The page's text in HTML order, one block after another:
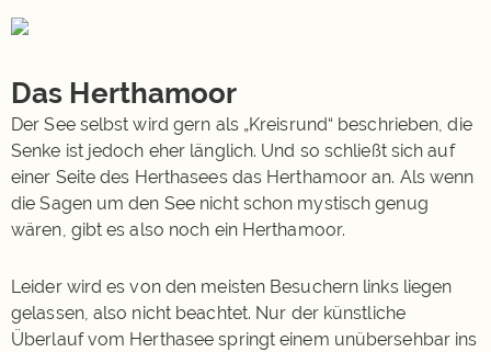
Das Herthamoor
Der See selbst wird gern als „Kreisrund“ beschrieben, die
Senke ist jedoch eher länglich. Und so schließt sich auf
einer Seite des Herthasees das Herthamoor an. Als wenn
die Sagen um den See nicht schon mystisch genug
wären, gibt es also noch ein Herthamoor.
Leider wird es von den meisten Besuchern links liegen
gelassen, also nicht beachtet. Nur der künstliche
Überlauf vom Herthasee springt einem unübersehbar ins